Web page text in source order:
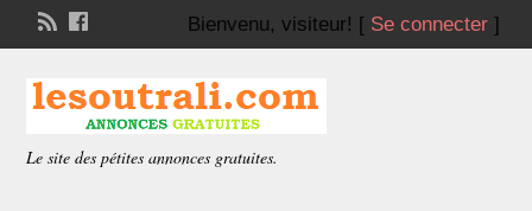
Bienvenu, visiteur! [ Se connecter]
Le site des pétites annonces gratuites.